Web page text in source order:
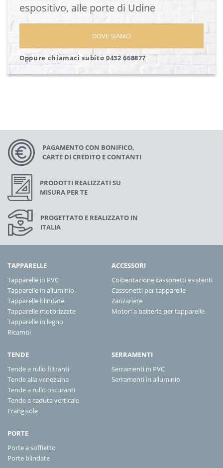
espositivo, alle porte di Udine
DOVE SIAMO
Oppure chiamaci subito 0432 668877
PAGAMENTO CON BONIFICO,
CARTE DI CREDITO E CONTANTI
PRODOTTI REALIZZATI SU
MISURA PER TE
PROGETTATO E REALIZZATO IN
ITALIA
TAPPARELLE
Tapparelle in PVC
Tapparelle in alluminio
Tapparelle blindate
Tapparelle motorizzate
Tapparelle in legno
Ricambi
ACCESSORI
Coibentazione cassonetti esistenti
Cassonetti per tapparelle
Zanzariere
Motori a batteria per tapparelle
TENDE
Tende a rullo filtranti
Tende alla veneziana
Tende a rullo oscuranti
Tende a caduta verticale
Frangisole
SERRAMENTI
Serramenti in PVC
Serramenti in alluminio
PORTE
Porte a soffietto
Porte blindate